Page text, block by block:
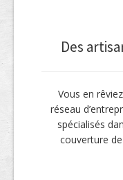
Des
Vous en
réseau
spécialisés
couverture